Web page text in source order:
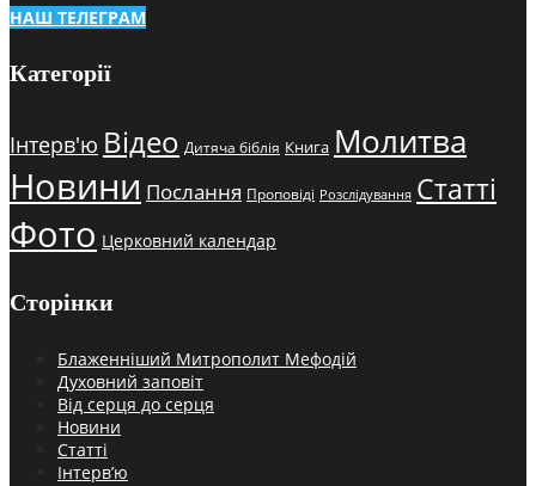
НАШ ТЕЛЕГРАМ
Категорії
Інтерв'ю Відео Дитяча біблія Книга Молитва
Новини Послання Проповіді Розслідування Статті
Фото Церковний календар
Сторінки
Блаженніший Митрополит Мефодій
Духовний заповіт
Від серця до серця
Новини
Статті
Інтерв’ю